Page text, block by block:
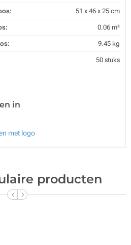
51 x 46 x 25 cm
0.06 m³
9.45 kg
50 stuks
in
met logo
producten